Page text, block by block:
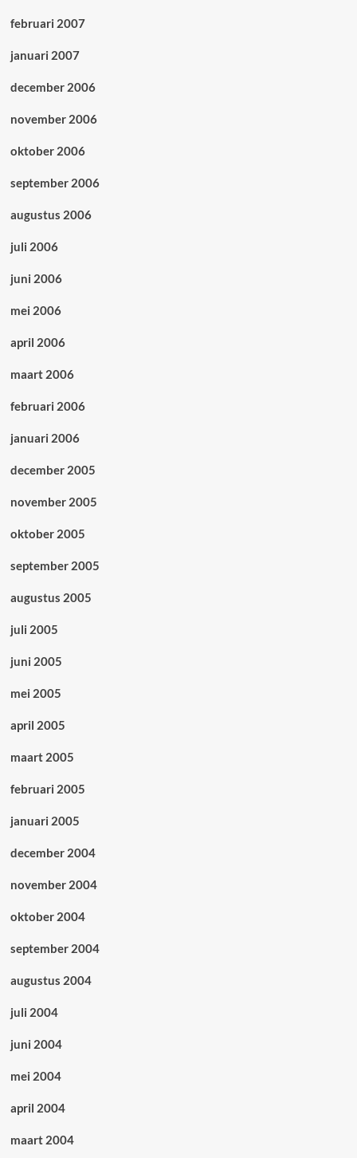
februari 2007
januari 2007
december 2006
november 2006
oktober 2006
september 2006
augustus 2006
juli 2006
juni 2006
mei 2006
april 2006
maart 2006
februari 2006
januari 2006
december 2005
november 2005
oktober 2005
september 2005
augustus 2005
juli 2005
juni 2005
mei 2005
april 2005
maart 2005
februari 2005
januari 2005
december 2004
november 2004
oktober 2004
september 2004
augustus 2004
juli 2004
juni 2004
mei 2004
april 2004
maart 2004